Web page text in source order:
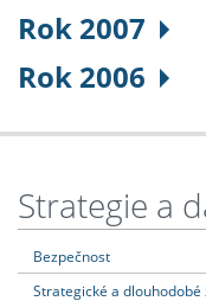
Rok 2007
Rok 2006
Strategie a
Bezpečnost
Strategické a dlouhodobé